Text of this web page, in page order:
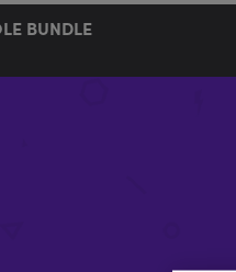
BUNDLE